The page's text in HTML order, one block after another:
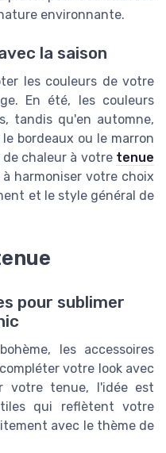
environnante.
la saison
les couleurs de votre
En été, les couleurs
tandis qu'en automne,
bordeaux ou le marron
chaleur à votre tenue
harmoniser votre choix
et le style général de
pour sublimer
les accessoires
votre look avec
votre tenue, l'idée est
qui reflètent votre
avec le thème de